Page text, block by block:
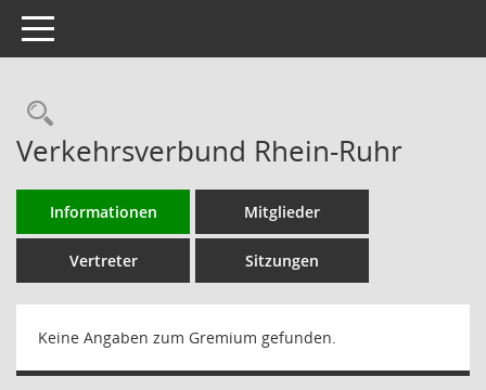
Toggle navigation
Rechercheauswahl
Verkehrsverbund Rhein-Ruhr
Informationen Mitglieder
Vertreter Sitzungen
Keine Angaben zum Gremium gefunden.